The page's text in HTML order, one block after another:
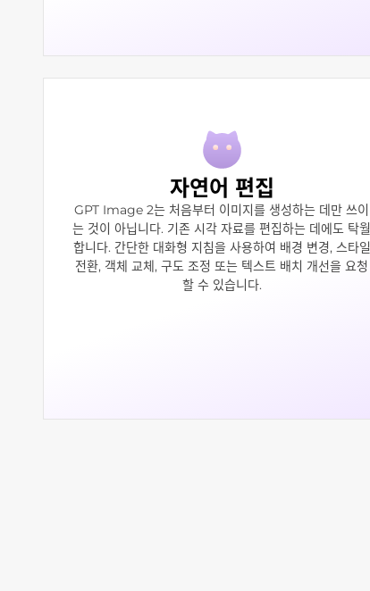
자연어 편집
GPT Image 2는 처음부터 이미지를 생성하는 데만 쓰이
는 것이 아닙니다. 기존 시각 자료를 편집하는 데에도 탁월
합니다. 간단한 대화형 지침을 사용하여 배경 변경, 스타일
전환, 객체 교체, 구도 조정 또는 텍스트 배치 개선을 요청
할 수 있습니다.